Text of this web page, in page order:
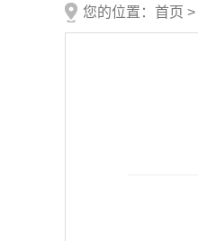
您的位置： 首页 >